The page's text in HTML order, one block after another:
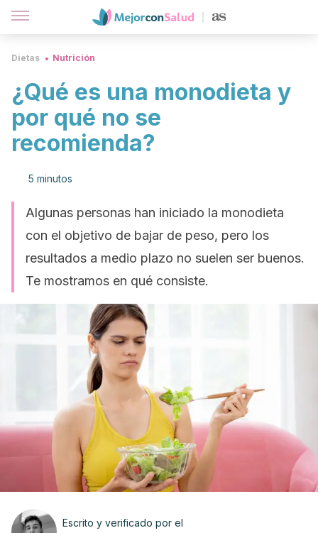
Dietas Nutrición
¿Qué es una monodieta y
por qué no se
recomienda?
5 minutos
Algunas personas han iniciado la monodieta
con el objetivo de bajar de peso, pero los
resultados a medio plazo no suelen ser buenos.
Te mostramos en qué consiste.
Escrito y verificado por el